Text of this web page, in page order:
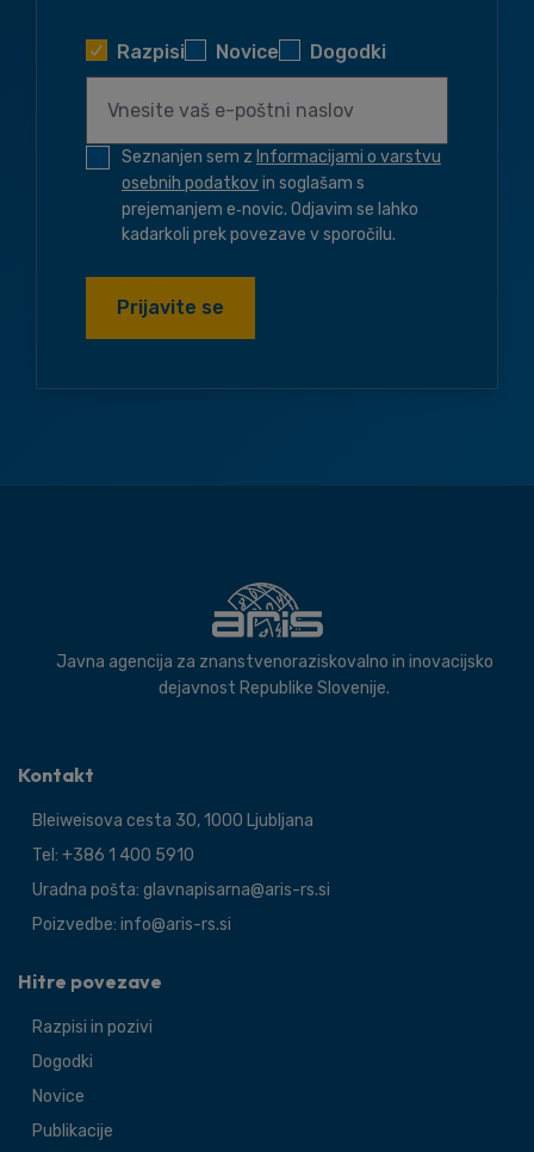
Razpisi Novice Dogodki
Seznanjen sem z Informacijami o varstvu
osebnih podatkovin soglašam s
prejemanjem e‑novic. Odjavim se lahko
kadarkoli prek povezave v sporočilu.
Prijavite se
Javna agencija za znanstvenoraziskovalno in inovacijsko
dejavnost Republike Slovenije.
Kontakt
Bleiweisova cesta 30, 1000 Ljubljana
Tel: +386 1 400 5910
Uradna pošta: glavnapisarna@aris-rs.si
Poizvedbe: info@aris-rs.si
Hitre povezave
Razpisi in pozivi
Dogodki
Novice
Publikacije